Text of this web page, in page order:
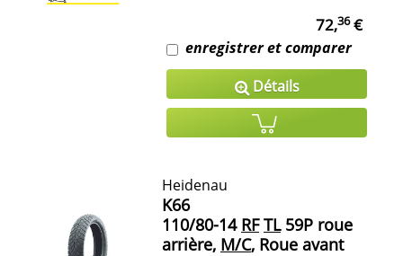
72,36€
enregistrer et comparer
Détails
Heidenau
K66
110/80-14 RF TL59P roue
arrière, M/C, Roue avant